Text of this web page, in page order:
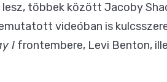
többek között Jacoby
videóban is
I frontembere, Levi Benton,